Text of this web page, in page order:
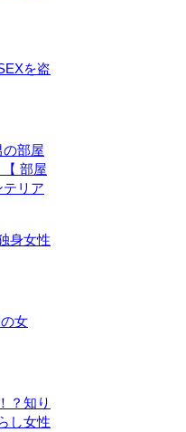
を盗
の部屋
部屋
リア
身女性
女
？知り
し女性